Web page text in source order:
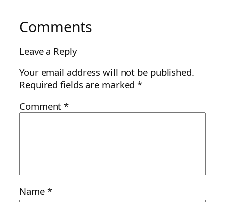
Comments
Leave a Reply
Your email address will not be published.
Required fields are marked*
Comment*
Name *